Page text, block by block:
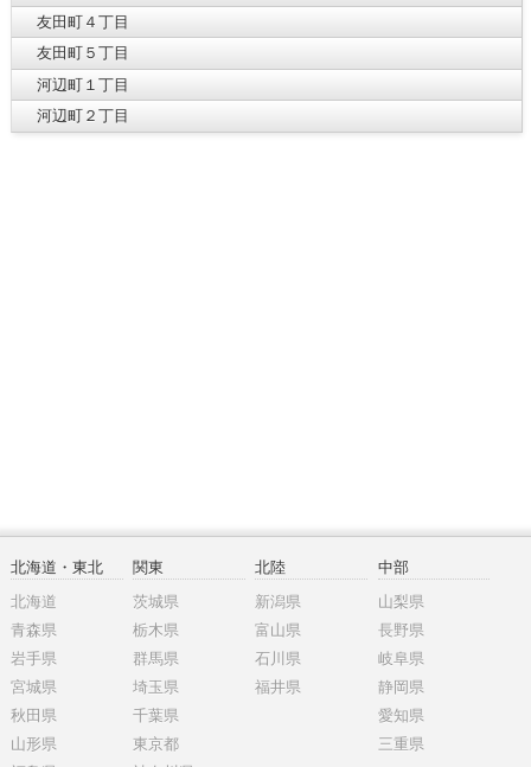
友田町４丁目
友田町５丁目
河辺町１丁目
河辺町２丁目
北海道・東北
北海道
青森県
岩手県
宮城県
秋田県
山形県
関東
茨城県
栃木県
群馬県
埼玉県
千葉県
東京都
北陸
新潟県
富山県
石川県
福井県
中部
山梨県
長野県
岐阜県
静岡県
愛知県
三重県